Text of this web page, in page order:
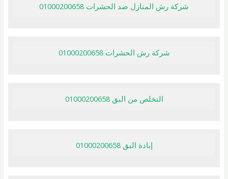
شركة رش المنازل ضد الحشرات 01000200658
شركة رش الحشرات 01000200658
التخلص من البق 01000200658
إبادة البق 01000200658